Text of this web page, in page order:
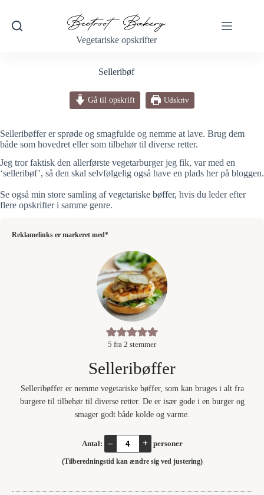
indhold
Vegetariske opskrifter
Selleribøf
Gå til opskrift Udskriv
Selleribøffer er sprøde og smagfulde og nemme at lave. Brug dem
både som hovedret eller som tilbehør til diverse retter.
Jeg tror faktisk den allerførste vegetarburger jeg fik, var med en
‘selleribøf’, så den skal selvfølgelig også have en plads her på bloggen.
Se også min store samling afvegetariske bøffer, hvis du leder efter
flere opskrifter i samme genre.
Reklamelinks er markeret med*
5 fra 2 stemmer
Selleribøffer
Selleribøffer er nemme vegetariske bøffer, som kan bruges i alt fra
burgere til tilbehør til diverse retter. De er især gode i en burger og
smager godt både kolde og varme.
Antal: – + personer
(Tilberedningstid kan ændre sig ved justering)